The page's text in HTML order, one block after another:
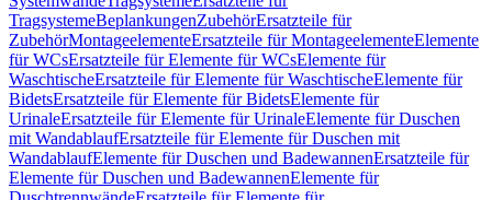
TragsystemeBeplankungenZubehörErsatzteile für
ZubehörMontageelementeErsatzteile für MontageelementeElemente
für WCsErsatzteile für Elemente für WCsElemente für
WaschtischeErsatzteile für Elemente für WaschtischeElemente für
BidetsErsatzteile für Elemente für BidetsElemente für
UrinaleErsatzteile für Elemente für UrinaleElemente für Duschen
mit WandablaufErsatzteile für Elemente für Duschen mit
WandablaufElemente für Duschen und BadewannenErsatzteile für
Elemente für Duschen und BadewannenElemente für